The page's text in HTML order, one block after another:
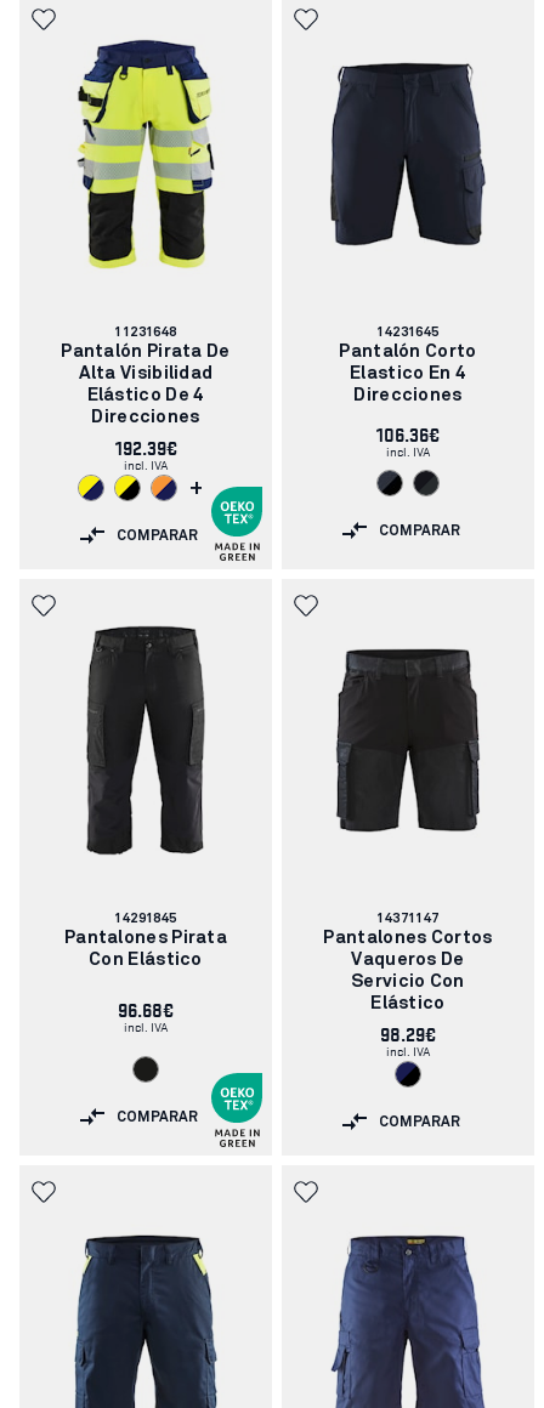
Número
de
artículo:
11231648
Pantalón Pirata De
Alta Visibilidad
Elástico De 4
Direcciones
192.39€
incl. IVA
+
COMPARAR
Número
de
artículo:
14231645
Pantalón Corto
Elastico En 4
Direcciones
106.36€
incl. IVA
COMPARAR
Número
de
artículo:
14291845
Pantalones Pirata
Con Elástico
96.68€
incl. IVA
COMPARAR
Número
de
artículo:
14371147
Pantalones Cortos
Vaqueros De
Servicio Con
Elástico
98.29€
incl. IVA
COMPARAR